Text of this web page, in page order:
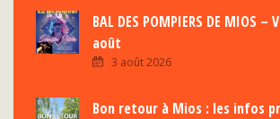
BAL DES POMPIERS DE MIOS –
août
3 août 2026
Bon retour à Mios : les infos